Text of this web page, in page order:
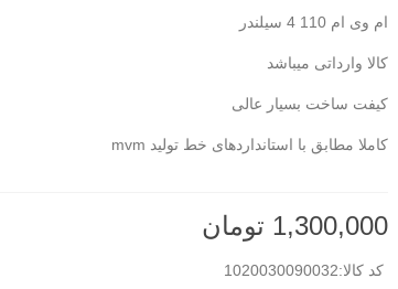
ام وی ام 110 4 سیلندر
کالا وارداتی میباشد
کیفت ساخت بسیار عالی
کاملا مطابق با استانداردهای خط تولید mvm
1,300,000 تومان
کد کالا:1020030090032